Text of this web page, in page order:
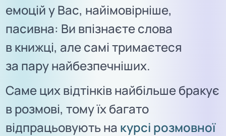
емоцій у Вас, найімовірніше,
пасивна: Ви впізнаєте слова
в книжці, але самі тримаєтеся
за пару найбезпечніших.
Саме цих відтінків найбільше бракує
в розмові, тому їх багато
відпрацьовують на курсі розмовної